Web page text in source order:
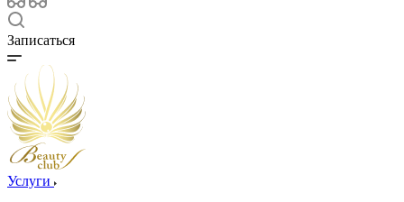
Записаться
Услуги